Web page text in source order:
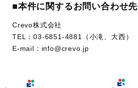
■本件に関するお問い合わせ先
Crevo株式会社
TEL：03-6851-4881（小滝、大西）
E-mail：info@crevo.jp